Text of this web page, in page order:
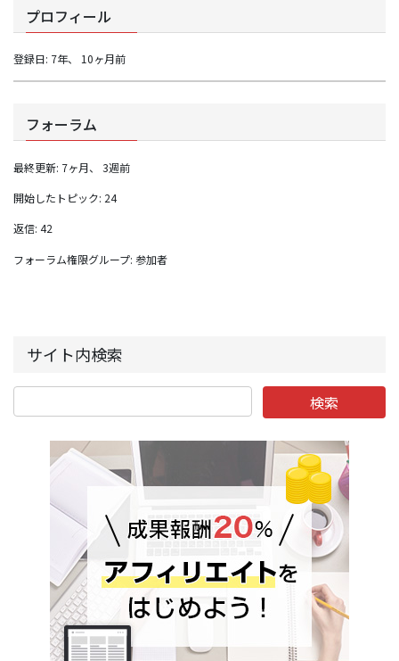
プロフィール
登録日: 7年、 10ヶ月前
フォーラム
最終更新: 7ヶ月、 3週前
開始したトピック: 24
返信: 42
フォーラム権限グループ: 参加者
サイト内検索